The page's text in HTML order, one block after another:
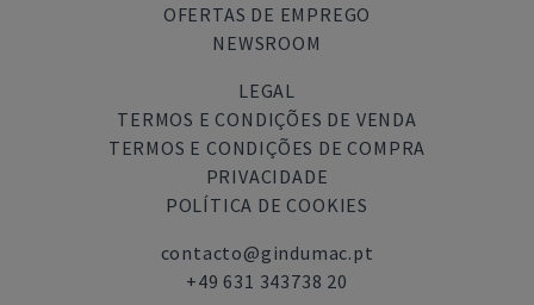
OFERTAS DE EMPREGO
NEWSROOM
LEGAL
TERMOS E CONDIÇÕES DE VENDA
TERMOS E CONDIÇÕES DE COMPRA
PRIVACIDADE
POLÍTICA DE COOKIES
contacto@gindumac.pt
+49 631 343738 20